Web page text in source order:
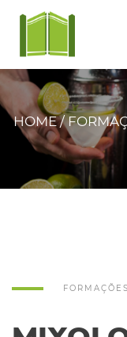
HOME /